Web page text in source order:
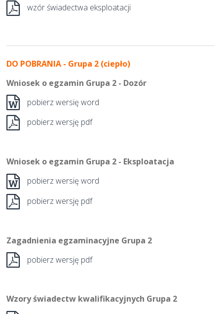
wzór świadectwa eksploatacji
DO POBRANIA - Grupa 2 (ciepło)
Wniosek o egzamin Grupa 2 - Dozór
pobierz wersię word
pobierz wersję pdf
Wniosek o egzamin Grupa 2 - Eksploatacja
pobierz wersię word
pobierz wersję pdf
Zagadnienia egzaminacyjne Grupa 2
pobierz wersję pdf
Wzory świadectw kwalifikacyjnych Grupa 2